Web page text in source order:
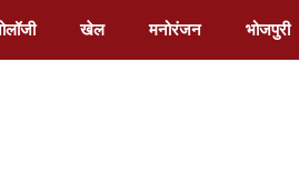
खेल मनोरंजन भोजपुरी